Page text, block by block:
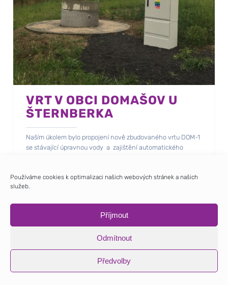
Používáme cookies k optimalizaci našich webových stránek a našich
služeb.
Příjmout
Odmítnout
Předvolby
VRT V OBCI DOMAŠOV U
ŠTERNBERKA
Naším úkolem bylo propojení nově zbudovaného vrtu DOM-1
se stávající úpravnou vody a zajištění automatického
nevyhovujícího rozvaděče úpravny vody.